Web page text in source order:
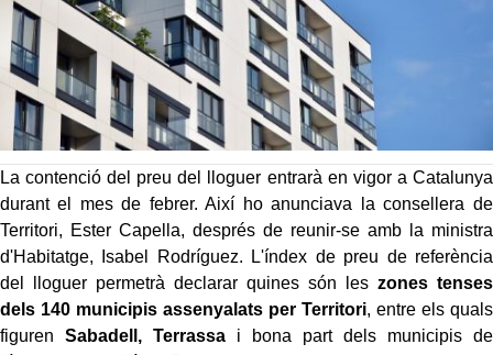
La contenció del preu del lloguer entrarà en vigor a Catalunya
durant el mes de febrer. Així ho anunciava la consellera de
Territori, Ester Capella, després de reunir-se amb la ministra
d'Habitatge, Isabel Rodríguez. L'índex de preu de referència
del lloguer permetrà declarar quines són les zones tenses
dels 140 municipis assenyalats per Territori, entre els quals
figuren Sabadell, Terrassa i bona part dels municipis de